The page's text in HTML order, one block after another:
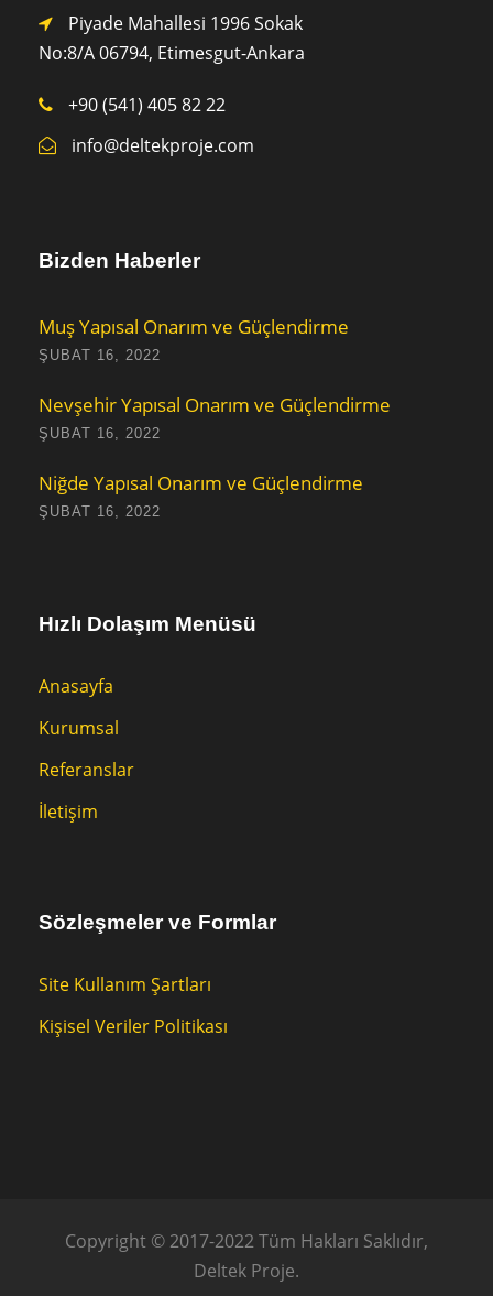
Piyade Mahallesi 1996 Sokak
No:8/A 06794, Etimesgut-Ankara
+90 (541) 405 82 22
info@deltekproje.com
Bizden Haberler
Muş Yapısal Onarım ve Güçlendirme
ŞUBAT 16, 2022
Nevşehir Yapısal Onarım ve Güçlendirme
ŞUBAT 16, 2022
Niğde Yapısal Onarım ve Güçlendirme
ŞUBAT 16, 2022
Hızlı Dolaşım Menüsü
Anasayfa
Kurumsal
Referanslar
İletişim
Sözleşmeler ve Formlar
Site Kullanım Şartları
Kişisel Veriler Politikası
Copyright © 2017-2022 Tüm Hakları Saklıdır,
Deltek Proje.